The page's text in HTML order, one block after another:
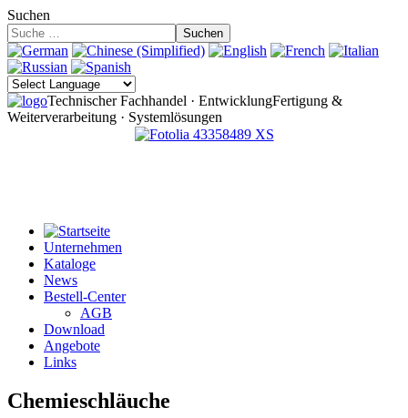
Suchen
Suchen
Technischer Fachhandel · EntwicklungFertigung &
Weiterverarbeitung · Systemlösungen
Unternehmen
Kataloge
News
Bestell-Center
AGB
Download
Angebote
Links
Chemieschläuche